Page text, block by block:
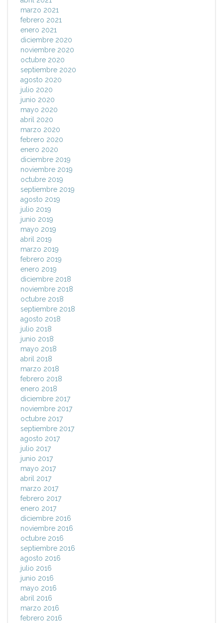
marzo 2021
febrero 2021
enero 2021
diciembre 2020
noviembre 2020
octubre 2020
septiembre 2020
agosto 2020
julio 2020
junio 2020
mayo 2020
abril 2020
marzo 2020
febrero 2020
enero 2020
diciembre 2019
noviembre 2019
octubre 2019
septiembre 2019
agosto 2019
julio 2019
junio 2019
mayo 2019
abril 2019
marzo 2019
febrero 2019
enero 2019
diciembre 2018
noviembre 2018
octubre 2018
septiembre 2018
agosto 2018
julio 2018
junio 2018
mayo 2018
abril 2018
marzo 2018
febrero 2018
enero 2018
diciembre 2017
noviembre 2017
octubre 2017
septiembre 2017
agosto 2017
julio 2017
junio 2017
mayo 2017
abril 2017
marzo 2017
febrero 2017
enero 2017
diciembre 2016
noviembre 2016
octubre 2016
septiembre 2016
agosto 2016
julio 2016
junio 2016
mayo 2016
abril 2016
marzo 2016
febrero 2016